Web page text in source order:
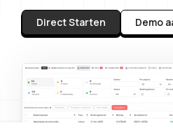
Direct Starten Demo